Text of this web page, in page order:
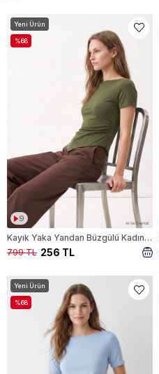
9
Kayık Yaka Yandan Büzgülü Kadın Bluz 0459 Haki
256 TL
799 TL
Yeni Ürün
%68
Yeni Ürün
%68